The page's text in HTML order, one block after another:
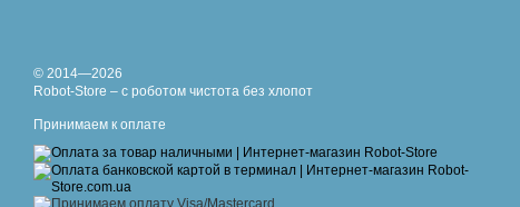
© 2014—2026
Robot-Store – с роботом чистота без хлопот
Принимаем к оплате